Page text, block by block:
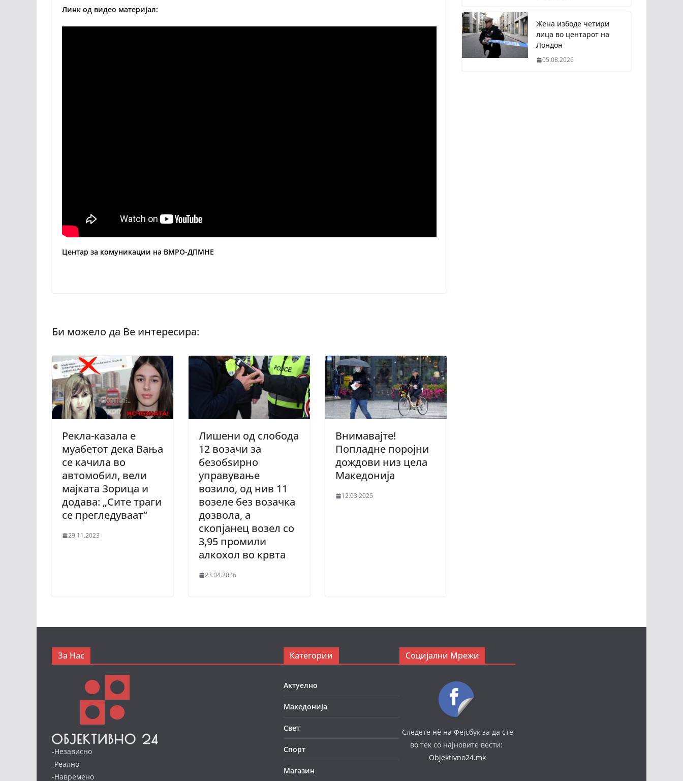
Линк од видео материјал:
Центар за комуникации на ВМРО-ДПМНЕ
Рекла-казала е
муабетот дека Вања
се качила во
автомобил, вели
мајката Зорица и
додава: „Сите траги
се прегледуваат“
29.11.2023
Лишени од слобода
12 возачи за
безобѕирно
управување
возило, од нив 11
возеле без возачка
дозвола, а
скопјанец возел со
3,95 промили
алкохол во крвта
23.04.2026
Внимавајте!
Попладне поројни
дождови низ цела
Македонија
12.03.2025
Жена избоде четири
лица во центарот на
Лондон
05.08.2026
За Нас
-Независно
-Реално
-Навремено
Категории
Актуелно
Македонија
Свет
Спорт
Магазин
Социјални Мрежи
Следете нè на Фејсбук за да сте
во тек со најновите вести:
Objektivno24.mk